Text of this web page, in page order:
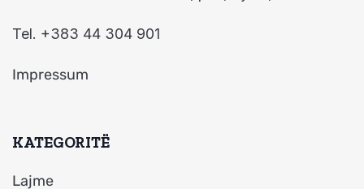
Tel. +383 44 304 901
Impressum
KATEGORITË
Lajme